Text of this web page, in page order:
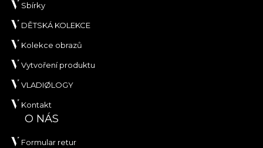
Sbírky
DĚTSKÁ KOLEKCE
Kolekce obrazů
Vytvoření produktu
VLADIØLOGY
Kontakt
O NÁS
Formular retur